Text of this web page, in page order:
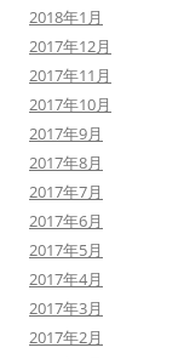
2018年1月
2017年12月
2017年11月
2017年10月
2017年9月
2017年8月
2017年7月
2017年6月
2017年5月
2017年4月
2017年3月
2017年2月